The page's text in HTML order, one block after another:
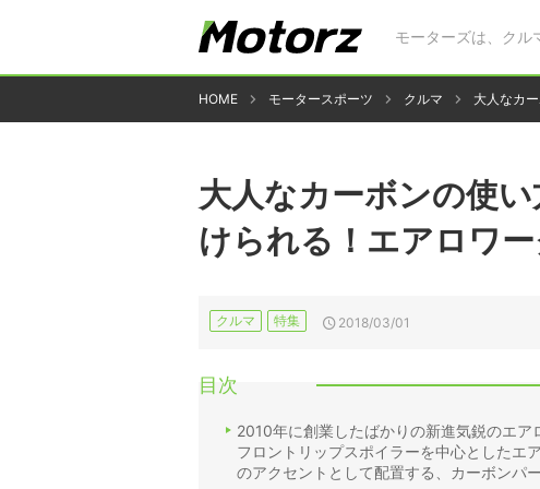
モーターズは、クル
HOME モータースポーツ クルマ 大人なカ
大人なカーボンの使
けられる！エアロワ
クルマ 特集 2018/03/01
目次
2010年に創業したばかりの新進気鋭のエ
フロントリップスポイラーを中心としたエ
のアクセントとして配置する、カーボンパ